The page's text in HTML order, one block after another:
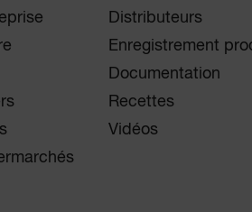
Distributeurs
Enregistrement
Documentation
Recettes
Vidéos